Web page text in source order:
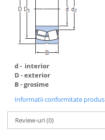
d - interior
D - exterior
B - grosime
Informatii conformitate produs
Review-uri(0)